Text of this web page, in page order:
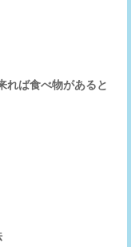
れば食べ物があると